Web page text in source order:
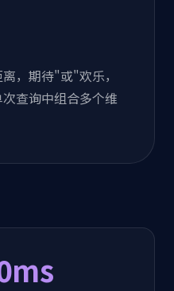
，期待"或"欢乐，
查询中组合多个维